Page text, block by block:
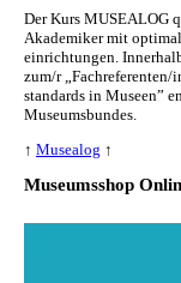
Der Kurs MUSEALOG
Akademiker mit
ein­rich­tun­gen.
zum/r
standards in Museen”
Museumsbundes.
↑ Musealog ↑
Museumsshop